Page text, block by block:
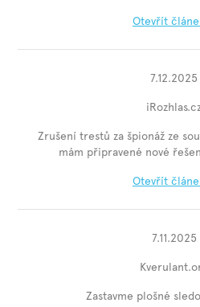
Otevřít
7.12.2025
Zrušení trestů za špionáž ze
mám připravené nové
Otevřít
7.11.2025
Zastavme plošné